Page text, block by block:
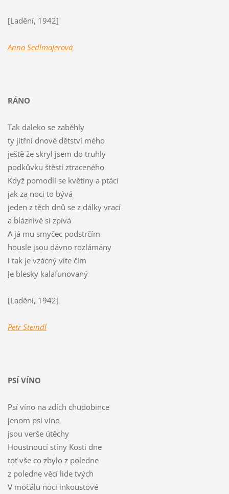
[Ladění, 1942]
Anna Sedlmajerová
RÁNO
Tak daleko se zaběhly
ty jitřní dnové dětství mého
ještě že skryl jsem do truhly
podkůvku štěstí ztraceného
Když pomodlí se květiny a ptáci
jak za noci to bývá
jeden z těch dnů se z dálky vrací
a bláznivě si zpívá
A já mu smyčec podstrčím
housle jsou dávno rozlámány
i tak je vzácný víte čím
Je blesky kalafunovaný
[Ladění, 1942]
Petr Steindl
PSÍ VÍNO
Psí víno na zdích chudobince
jenom psí víno
jsou verše útěchy
Houstnoucí stíny Kosti dne
toť vše co zbylo z poledne
z poledne věcí lide tvých
V močálu noci inkoustové